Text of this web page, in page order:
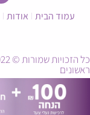
עמוד הבית אודות
ראשונים